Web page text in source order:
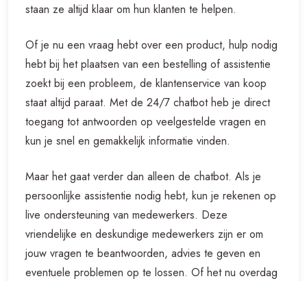
staan ze altijd klaar om hun klanten te helpen.
Of je nu een vraag hebt over een product, hulp nodig
hebt bij het plaatsen van een bestelling of assistentie
zoekt bij een probleem, de klantenservice van koop
staat altijd paraat. Met de 24/7 chatbot heb je direct
toegang tot antwoorden op veelgestelde vragen en
kun je snel en gemakkelijk informatie vinden.
Maar het gaat verder dan alleen de chatbot. Als je
persoonlijke assistentie nodig hebt, kun je rekenen op
live ondersteuning van medewerkers. Deze
vriendelijke en deskundige medewerkers zijn er om
jouw vragen te beantwoorden, advies te geven en
eventuele problemen op te lossen. Of het nu overdag